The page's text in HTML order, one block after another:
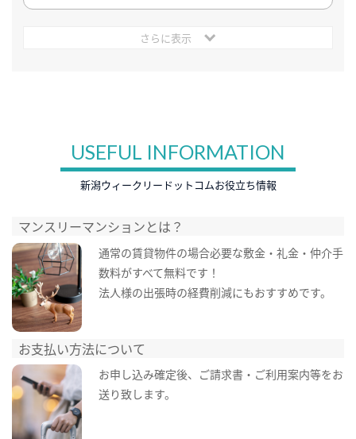
さらに表示
USEFUL INFORMATION
新潟ウィークリードットコムお役立ち情報
マンスリーマンションとは？
通常の賃貸物件の場合必要な敷金・礼金・仲介手
数料がすべて無料です！
法人様の出張時の経費削減にもおすすめです。
お支払い方法について
お申し込み確定後、ご請求書・ご利用案内等をお
送り致します。